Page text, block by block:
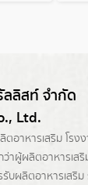
ลลิสท์ จำกัด
Ltd.
ตอาหารเสริม โรง
ว่าผู้ผลิตอาหารเสริ
บผลิตอาหารเสริ